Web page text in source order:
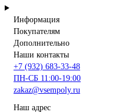
Информация
Покупателям
Дополнительно
Наши контакты
+7 (932) 683-33-48
ПН-СБ 11:00-19:00
zakaz@vsempoly.ru
Наш адрес